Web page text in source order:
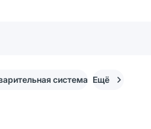
система Ещё